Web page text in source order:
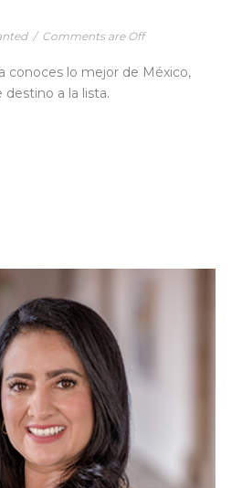
/ Comments are Off
conoces lo mejor de México,
a la lista.